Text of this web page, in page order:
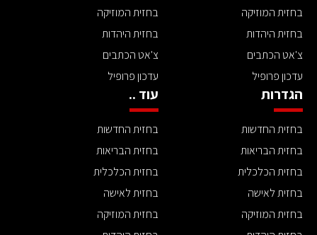
בחזית המוזיקה
בחזית היהדות
צ'אט הכתבים
עדכון פרופיל
בחזית המוזיקה
בחזית היהדות
צ'אט הכתבים
עדכון פרופיל
הגדרות
בחזית החדשות
בחזית הבריאות
בחזית הכלכלית
בחזית לאישה
בחזית המוזיקה
עוד ..
בחזית החדשות
בחזית הבריאות
בחזית הכלכלית
בחזית לאישה
בחזית המוזיקה